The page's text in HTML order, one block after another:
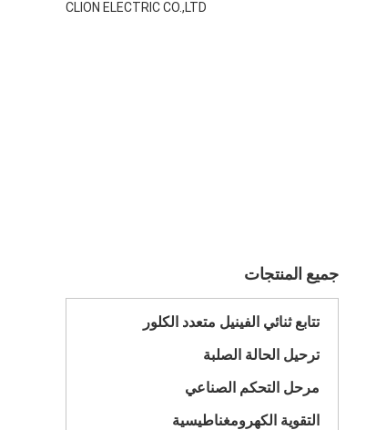
CLION ELECTRIC CO.,LTD
جميع المنتجات
تتابع ثنائي الفينيل متعدد الكلور
ترحيل الحالة الصلبة
مرحل التحكم الصناعي
التقوية الكهرومغناطيسية